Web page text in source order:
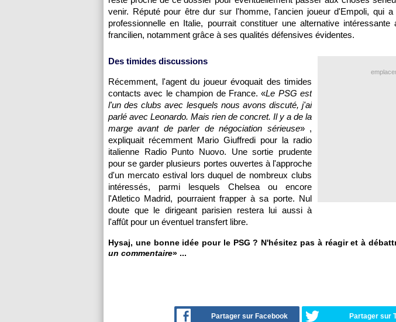
venir. Réputé pour être dur sur l'homme, l'ancien joueur d'Empoli, qui
professionnelle en Italie, pourrait constituer une alternative
francilien, notamment grâce à ses qualités défensives évidentes.
Des timides discussions
Récemment, l'agent du joueur évoquait des timides
contacts avec le champion de France. «Le PSG est
l'un des clubs avec lesquels nous avons discuté, j'ai
parlé avec Leonardo. Mais rien de concret. Il y a de la
marge avant de parler de négociation sérieuse» ,
expliquait récemment Mario Giuffredi pour la radio
italienne Radio Punto Nuovo. Une sortie prudente
pour se garder plusieurs portes ouvertes à l'approche
d'un mercato estival lors duquel de nombreux clubs
intéressés, parmi lesquels Chelsea ou encore
l'Atletico Madrid, pourraient frapper à sa porte. Nul
doute que le dirigeant parisien restera lui aussi à
l'affût pour un éventuel transfert libre.
Hysaj, une bonne idée pour le PSG ? N'hésitez pas à réagir et à
un commentaire» ...
Partager sur Facebook Partager sur